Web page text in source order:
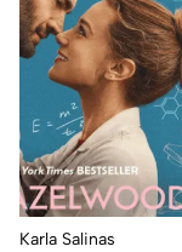
Karla Salinas